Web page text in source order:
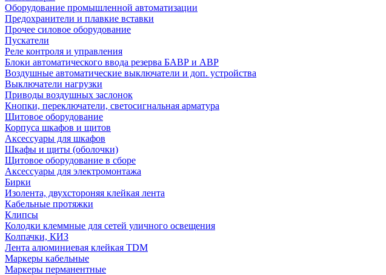
Оборудование промышленной автоматизации
Предохранители и плавкие вставки
Прочее силовое оборудование
Пускатели
Реле контроля и управления
Блоки автоматического ввода резерва БАВР и АВР
Воздушные автоматические выключатели и доп. устройства
Выключатели нагрузки
Приводы воздушных заслонок
Кнопки, переключатели, светосигнальная арматура
Щитовое оборудование
Корпуса шкафов и щитов
Аксессуары для шкафов
Шкафы и щиты (оболочки)
Щитовое оборудование в сборе
Аксессуары для электромонтажа
Бирки
Изолента, двухстороняя клейкая лента
Кабельные протяжки
Клипсы
Колодки клеммные для сетей уличного освещения
Колпачки, КИЗ
Лента алюминиевая клейкая TDM
Маркеры кабельные
Маркеры перманентные